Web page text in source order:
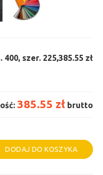
szer. 225,385.55 zł
385.55 zł brutto
DODAJ DO KOSZYKA